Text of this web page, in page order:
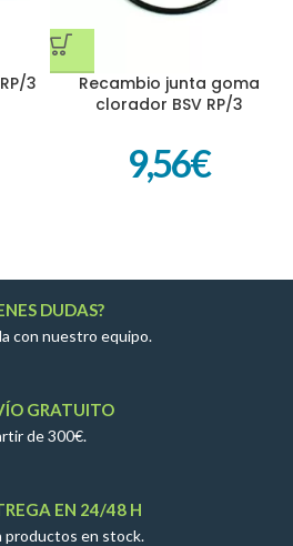
3
Recambio junta goma
clorador BSV RP/3
9,56€
DUDAS?
con nuestro equipo.
GRATUITO
de 300€.
EN 24/48 H
productos en stock.